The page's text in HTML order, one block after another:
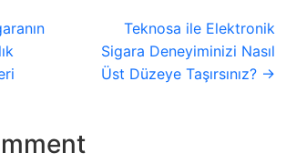
Teknosa ile Elektronik
Sigara Deneyiminizi Nasıl
Üst Düzeye Taşırsınız? →